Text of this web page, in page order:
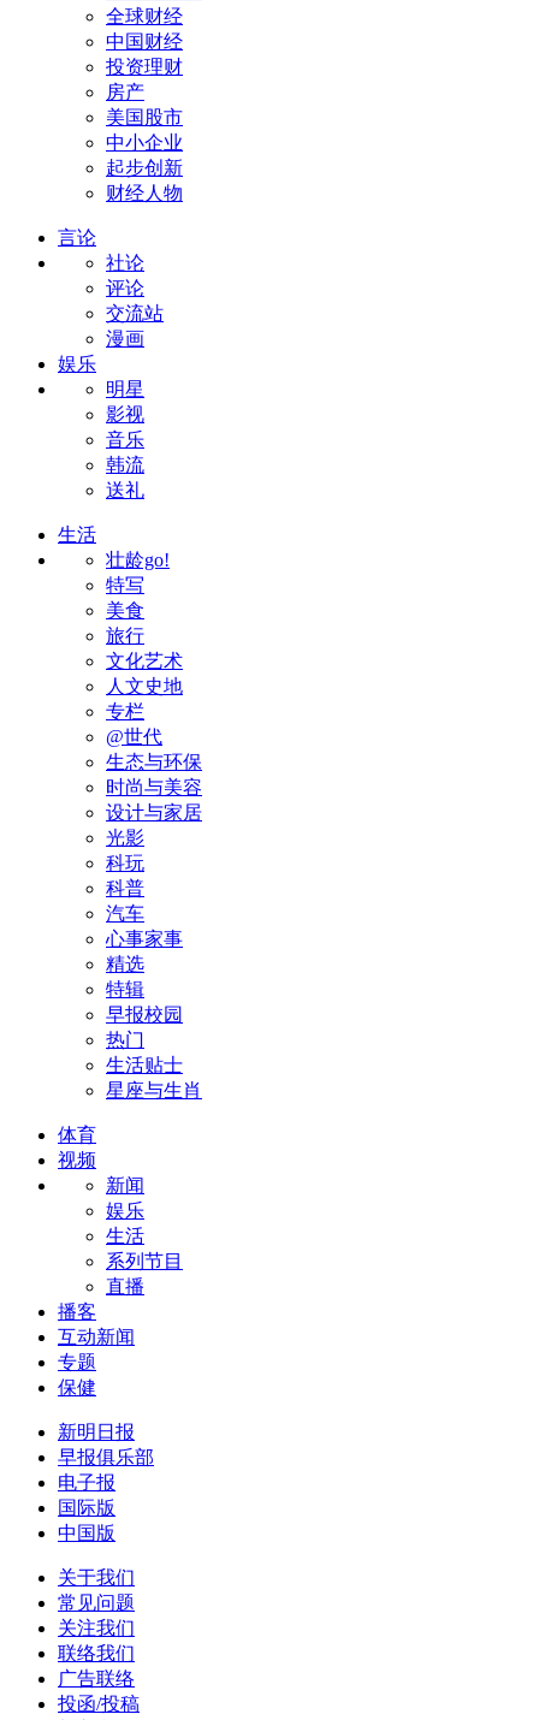
全球财经
中国财经
投资理财
房产
美国股市
中小企业
起步创新
财经人物
言论
社论
评论
交流站
漫画
娱乐
明星
影视
音乐
韩流
送礼
生活
壮龄go!
特写
美食
旅行
文化艺术
人文史地
专栏
@世代
生态与环保
时尚与美容
设计与家居
光影
科玩
科普
汽车
心事家事
精选
特辑
早报校园
热门
生活贴士
星座与生肖
体育
视频
新闻
娱乐
生活
系列节目
直播
播客
互动新闻
专题
保健
新明日报
早报俱乐部
电子报
国际版
中国版
关于我们
常见问题
关注我们
联络我们
广告联络
投函/投稿